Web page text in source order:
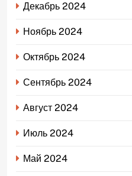
Декабрь 2024
Ноябрь 2024
Октябрь 2024
Сентябрь 2024
Август 2024
Июль 2024
Май 2024